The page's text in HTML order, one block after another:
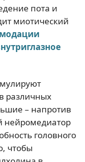
пота и
миотический
различных
– напротив
нейромедиатор
головного
чтобы